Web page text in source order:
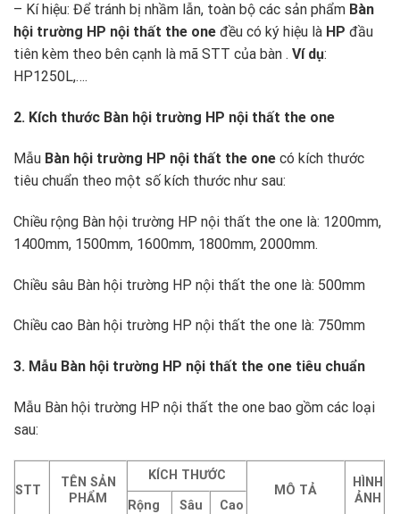
– Kí hiệu: Để tránh bị nhầm lẫn, toàn bộ các sản phẩm Bàn
hội trường HP nội thất the one đều có ký hiệu là HP đầu
tiên kèm theo bên cạnh là mã STT của bàn . Ví dụ:
HP1250L,….
2. Kích thước Bàn hội trường HP nội thất the one
Mẫu Bàn hội trường HP nội thất the one có kích thước
tiêu chuẩn theo một số kích thước như sau:
Chiều rộng Bàn hội trường HP nội thất the one là: 1200mm,
1400mm, 1500mm, 1600mm, 1800mm, 2000mm.
Chiều sâu Bàn hội trường HP nội thất the one là: 500mm
Chiều cao Bàn hội trường HP nội thất the one là: 750mm
3. Mẫu Bàn hội trường HP nội thất the one tiêu chuẩn
Mẫu Bàn hội trường HP nội thất the one bao gồm các loại
sau:
STT
TÊN SẢN
PHẨM
KÍCH THƯỚC
MÔ TẢ
HÌNH
ẢNH
Rộng Sâu Cao